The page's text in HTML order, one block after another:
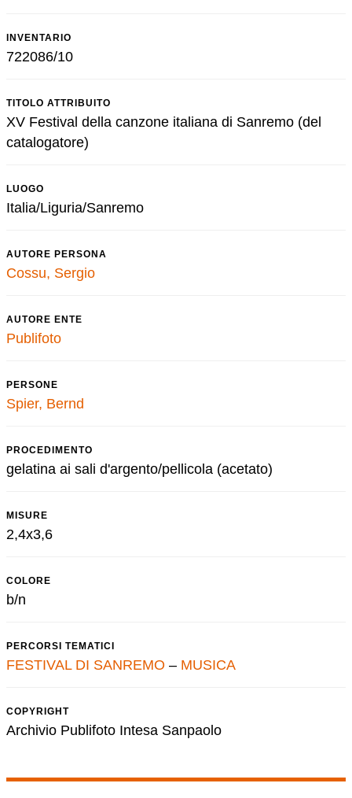
INVENTARIO
722086/10
TITOLO ATTRIBUITO
XV Festival della canzone italiana di Sanremo (del
catalogatore)
LUOGO
Italia/Liguria/Sanremo
AUTORE PERSONA
Cossu, Sergio
AUTORE ENTE
Publifoto
PERSONE
Spier, Bernd
PROCEDIMENTO
gelatina ai sali d'argento/pellicola (acetato)
MISURE
2,4x3,6
COLORE
b/n
PERCORSI TEMATICI
FESTIVAL DI SANREMO – MUSICA
COPYRIGHT
Archivio Publifoto Intesa Sanpaolo